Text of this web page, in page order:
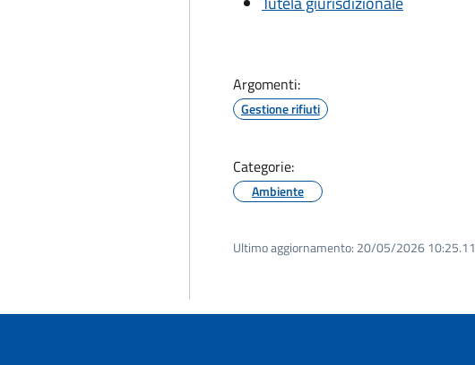
Argomenti:
Gestione rifiuti
Categorie:
Ambiente
Ultimo aggiornamento: 20/05/2026 10:25.11